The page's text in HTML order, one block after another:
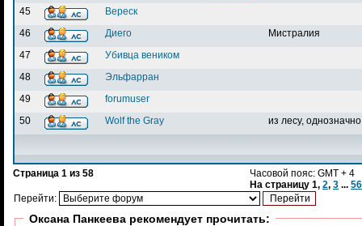
45
Вереск
46
Диего
Мистралия
47
Убивца веником
48
Эльфарран
49
forumuser
50
Wolf the Gray из лесу, однозначно
Страница 1 из 58
Часовой пояс: GMT + 4
На страницу 1, 2, 3 ... 56
Перейти:
Оксана Панкеева рекомендует прочитать: